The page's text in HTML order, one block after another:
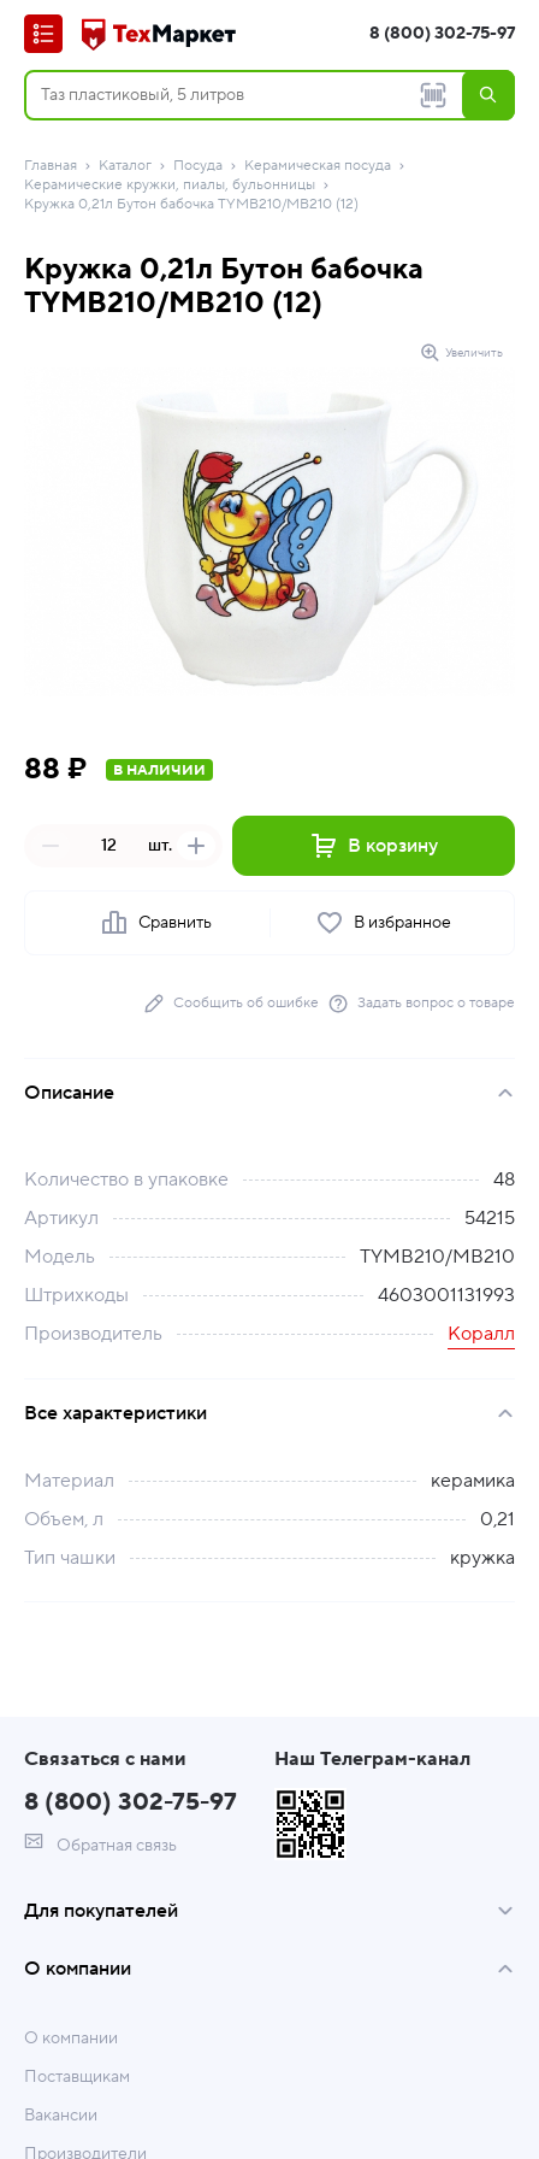
8 (800) 302-75-97
Главная Каталог Посуда
Керамическая посуда
Керамические кружки, пиалы, бульонницы
Кружка 0,21л Бутон бабочка TYMB210/МВ210 (12)
Кружка 0,21л Бутон бабочка
TYMB210/МВ210 (12)
Увеличить
88 ₽ В НАЛИЧИИ
шт. В корзину
Сравнить В избранное
Сообщить об ошибке Задать вопрос о товаре
Описание
Количество в упаковке
48
Артикул
54215
Модель
TYMB210/МВ210
Штрихкоды
4603001131993
Производитель
Коралл
Все характеристики
Материал
керамика
Объем, л
0,21
Тип чашки
кружка
Связаться с нами
8 (800) 302-75-97
Обратная связь
Наш Телеграм-канал
Для покупателей
О компании
О компании
Поставщикам
Вакансии
Производители